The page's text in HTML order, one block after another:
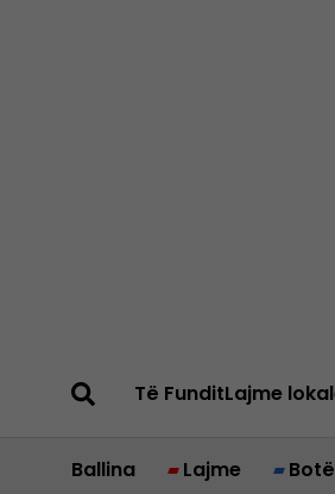
Të FunditLajme
Ballina Lajme Botë